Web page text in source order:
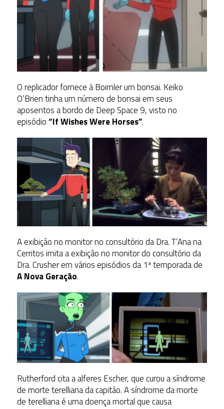
O replicador fornece à Boimler um bonsai. Keiko
O’Brien tinha um número de bonsai em seus
aposentos a bordo de Deep Space 9, visto no
episódio“If Wishes Were Horses”.
A exibição no monitor no consultório da Dra. T’Ana na
Cerritos imita a exibição no monitor do consultório da
Dra. Crusher em vários episódios da 1ª temporada de
A Nova Geração.
Rutherford cita a alferes Escher, que curou a síndrome
de morte terelliana da capitão. A síndrome da morte
de terelliana é uma doença mortal que causa